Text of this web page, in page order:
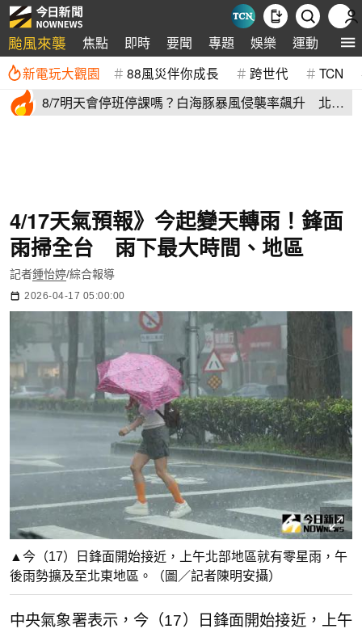
颱風來襲 焦點 即時 要聞 專題 娛樂 運動 全球
新電玩大觀園 88風災伴你成長 跨世代 TCN
8/7明天會停班停課嗎？白海豚暴風侵襲率飆升 北北
4/17天氣預報》今起變天轉雨！鋒面
雨掃全台 雨下最大時間、地區
記者鍾怡婷/綜合報導
2026-04-17 05:00:00
▲今（17）日鋒面開始接近，上午北部地區就有零星雨，午
後雨勢擴及至北東地區。（圖／記者陳明安攝）
中央氣象署表示，今（17）日鋒面開始接近，上午